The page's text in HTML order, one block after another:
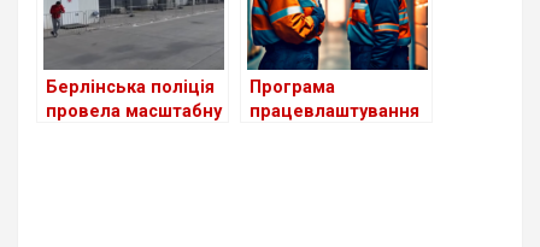
Берлінська поліція
провела масштабну
Програма
працевлаштування